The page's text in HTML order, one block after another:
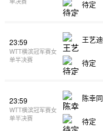
待定
23:59
WTT横滨冠军赛女
单半决赛
王艺迪
待定
23:59
WTT横滨冠军赛女
单半决赛
陈幸同
待定